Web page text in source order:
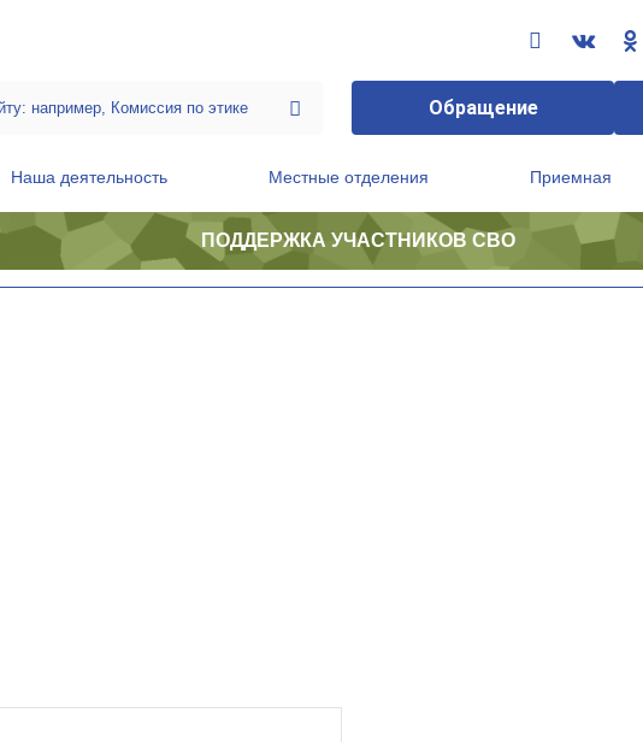
Обращение
Наша деятельность Местные отделения Приемная
ПОДДЕРЖКА УЧАСТНИКОВ СВО